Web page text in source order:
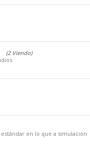
(2 Viendo)
en lo que a simulación